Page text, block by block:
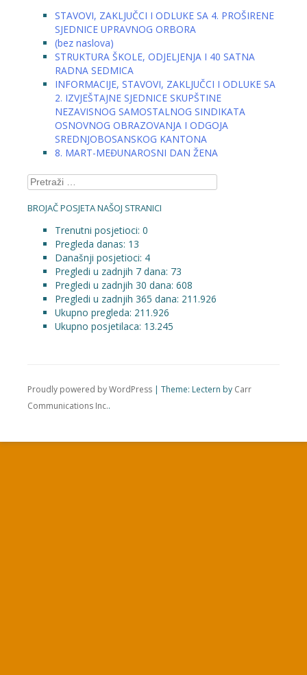
STAVOVI, ZAKLJUČCI I ODLUKE SA 4. PROŠIRENE
SJEDNICE UPRAVNOG ORBORA
(bez naslova)
STRUKTURA ŠKOLE, ODJELJENJA I 40 SATNA
RADNA SEDMICA
INFORMACIJE, STAVOVI, ZAKLJUČCI I ODLUKE SA
2. IZVJEŠTAJNE SJEDNICE SKUPŠTINE
NEZAVISNOG SAMOSTALNOG SINDIKATA
OSNOVNOG OBRAZOVANJA I ODGOJA
SREDNJOBOSANSKOG KANTONA
8. MART-MEĐUNAROSNI DAN ŽENA
Pretraga:
BROJAČ POSJETA NAŠOJ STRANICI
Trenutni posjetioci: 0
Pregleda danas: 13
Današnji posjetioci: 4
Pregledi u zadnjih 7 dana: 73
Pregledi u zadnjih 30 dana: 608
Pregledi u zadnjih 365 dana: 211.926
Ukupno pregleda: 211.926
Ukupno posjetilaca: 13.245
Proudly powered by WordPress | Theme: Lectern by Carr
Communications Inc..